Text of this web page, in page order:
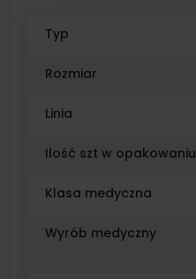
Typ
Rozmiar
Linia
Ilość szt w opakowaniu
Klasa medyczna
Wyrób medyczny